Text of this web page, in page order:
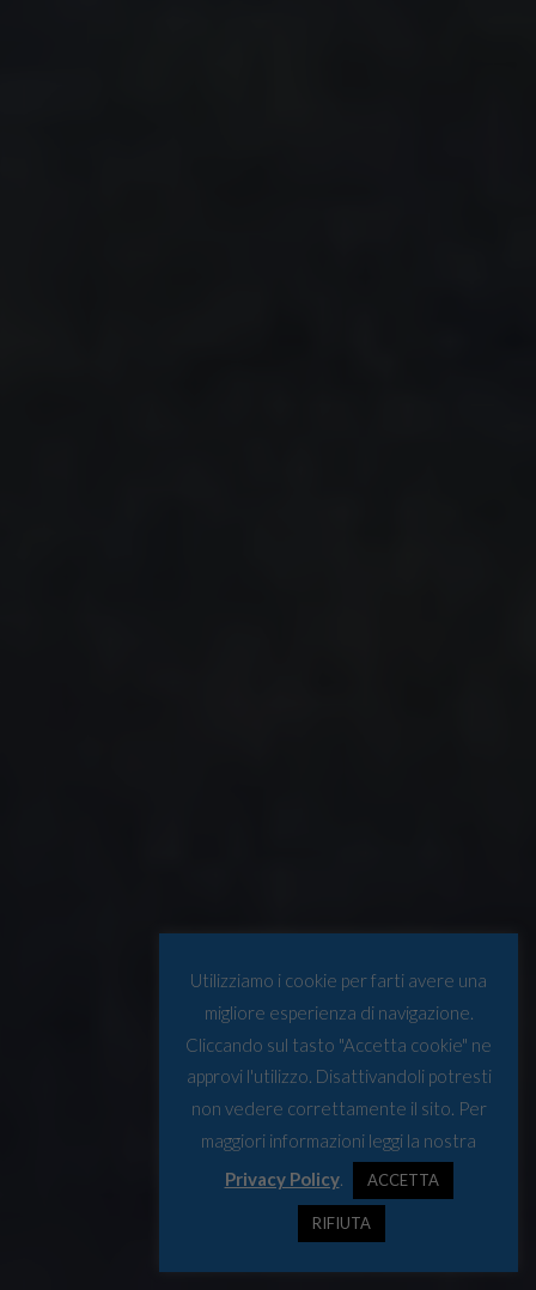
Utilizziamo i cookie per farti avere una
migliore esperienza di navigazione.
Cliccando sul tasto "Accetta cookie" ne
approvi l'utilizzo. Disattivandoli potresti
non vedere correttamente il sito. Per
maggiori informazioni leggi la nostra
Privacy Policy. ACCETTA
RIFIUTA